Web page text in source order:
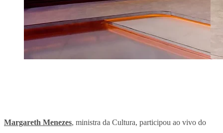
Margareth Menezes, ministra da Cultura, participou ao vivo do